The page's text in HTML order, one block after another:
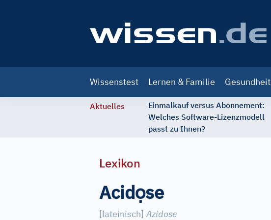
navigation
Wissenstest Lernen & Familie Gesundheit
Aktuelles
Einmalkauf versus Abonnement:
Welches Software-Lizenzmodell
passt zu Ihnen?
Lexikon
Acidọse
[lateinisch] Azidose